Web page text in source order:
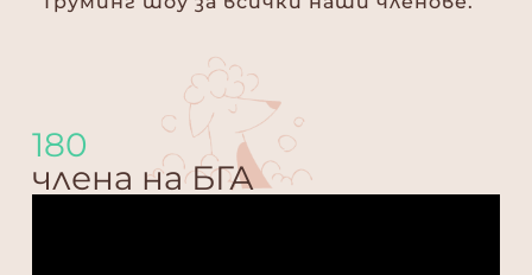
180
члена на БГА